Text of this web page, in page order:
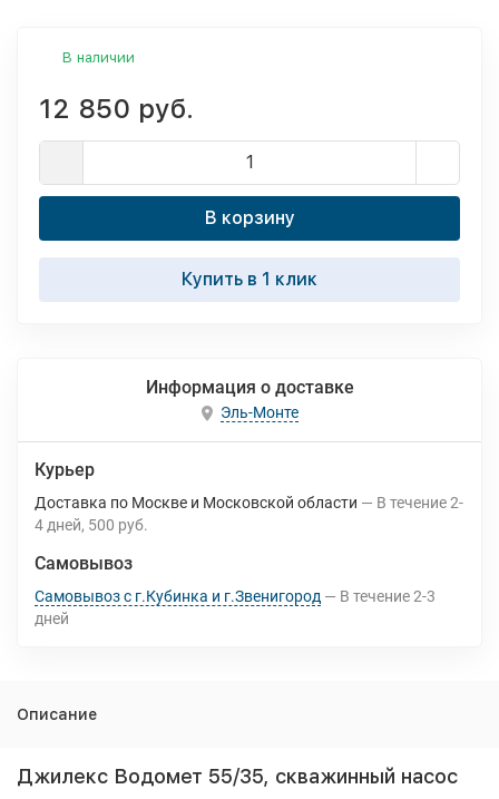
В наличии
12 850 руб.
В корзину
Купить в 1 клик
Информация о доставке
Эль-Монте
Курьер
Доставка по Москве и Московской области В течение2-
4 дней 500 руб.
Самовывоз
Самовывоз с г.Кубинка и г.Звенигород В течение2-3
дней
Описание
Джилекс Водомет 55/35, скважинный насос